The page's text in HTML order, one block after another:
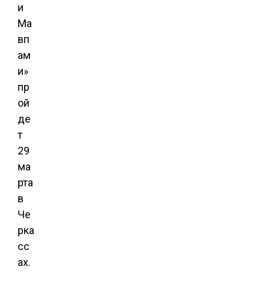
и
Ма
вп
ам
и»
пр
ой
де
т
29
ма
рта
в
Че
рка
сс
ах.